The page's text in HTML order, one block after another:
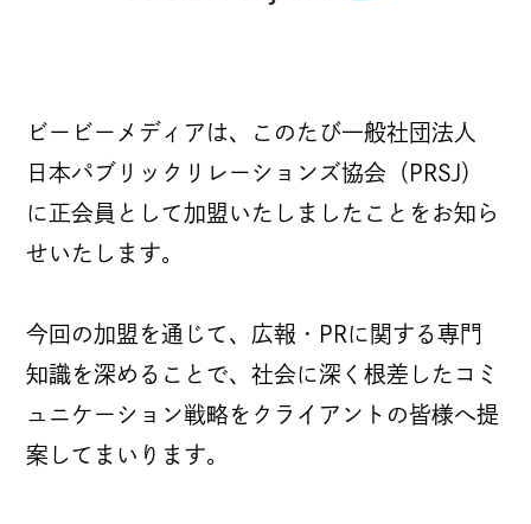
COMPANY
理念
カルチャー
拠点紹介
BB MAGAZINE
JOIN US
ビービーメディアは、このたび一般社団法人
日本パブリックリレーションズ協会（PRSJ）
に正会員として加盟いたしましたことをお知ら
せいたします。
今回の加盟を通じて、広報・PRに関する専門
知識を深めることで、社会に深く根差したコミ
ュニケーション戦略をクライアントの皆様へ提
案してまいります。